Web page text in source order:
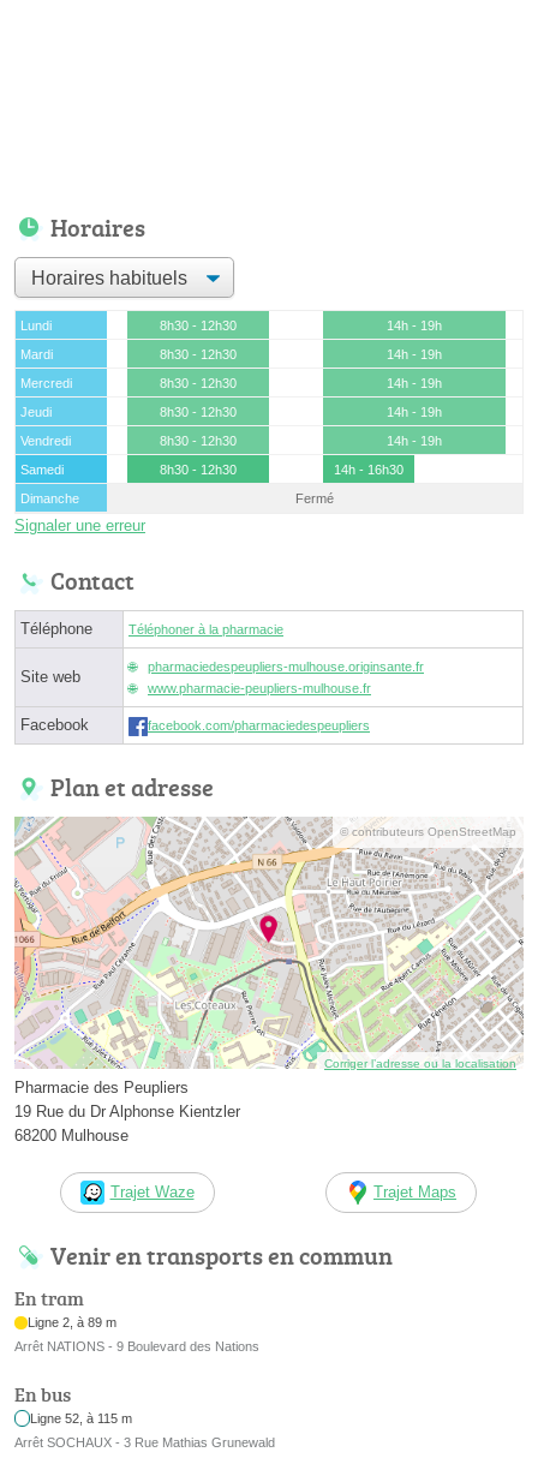
Horaires
Lundi 8h30 - 12h30
14h - 19h
Mardi
8h30 - 12h30
14h - 19h
Mercredi
8h30 - 12h30
14h - 19h
Jeudi
8h30 - 12h30
14h - 19h
Vendredi
8h30 - 12h30
14h - 19h
Samedi
8h30 - 12h30
14h - 16h30
Dimanche
Fermé
Signaler une erreur
Contact
Téléphone Téléphoner à la pharmacie
Site web
pharmaciedespeupliers-mulhouse.originsante.fr
www.pharmacie-peupliers-mulhouse.fr
Facebook facebook.com/pharmaciedespeupliers
Plan et adresse
© contributeurs OpenStreetMap
Corriger l’adresse ou la localisation
Pharmacie des Peupliers
19 Rue du Dr Alphonse Kientzler
68200 Mulhouse
Trajet Waze Trajet Maps
Venir en transports en commun
En tram
Ligne 2, à 89 m
Arrêt NATIONS - 9 Boulevard des Nations
En bus
Ligne 52, à 115 m
Arrêt SOCHAUX - 3 Rue Mathias Grunewald